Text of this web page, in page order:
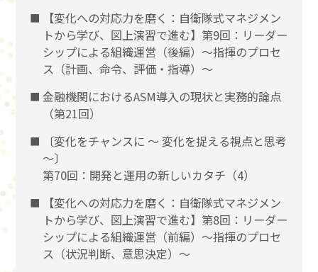
【変化への対応力を磨く：自衛隊式マネジメン
トから学び、図上演習で進む】第9回：リーダー
シップによる組織運営（後編）〜指揮のプロセ
ス（計画、命令、評価・指導）〜
金融機関におけるASM導入の現状と実務的論点
（第21回）
〔変化をチャンスに 〜 変化を捉える視点と思考
〜〕
第70回：開発と運用の新しいカタチ（4）
【変化への対応力を磨く：自衛隊式マネジメン
トから学び、図上演習で進む】第8回：リーダー
シップによる組織運営（前編）〜指揮のプロセ
ス（状況判断、意思決定）〜